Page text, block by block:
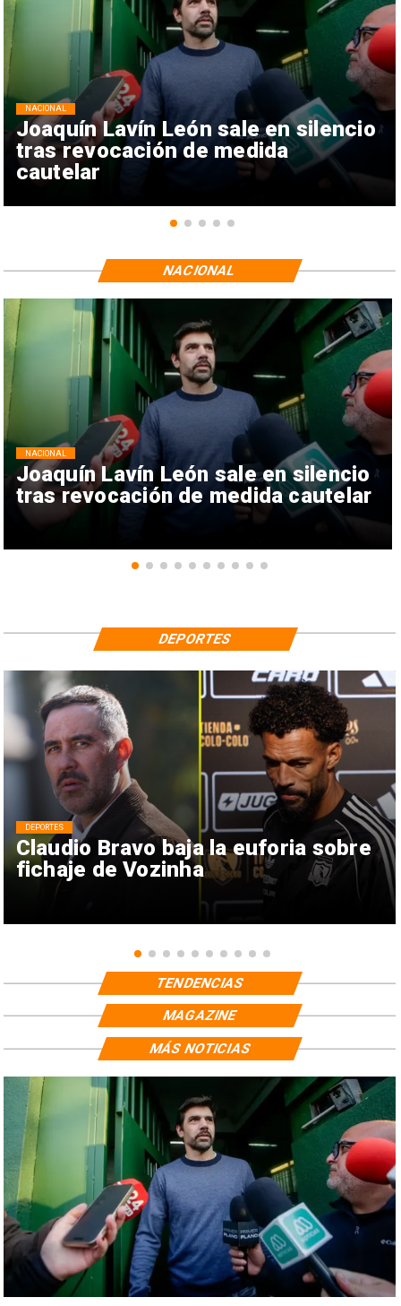
Joaquín Lavín León sale en silencio
tras revocación de medida
cautelar
NACIONAL
Joaquín Lavín León sale en silencio
tras revocación de medida cautelar
NACIONAL
NACIONAL
Claudio Bravo baja la euforia sobre
fichaje de Vozinha
DEPORTES
DEPORTES
TENDENCIAS
MAGAZINE
MÁS NOTICIAS